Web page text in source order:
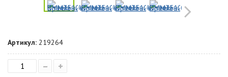
Артикул: 219264
– +